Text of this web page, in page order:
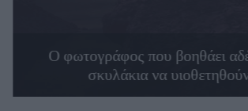
Ο φωτογράφος που βοηθάει
σκυλάκια να